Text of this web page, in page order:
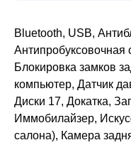
Bluetooth, USB,
Антипробуксовочная
Блокировка замков
компьютер, Датчик
Диски 17, Докатка,
Иммобилайзер,
салона), Камера